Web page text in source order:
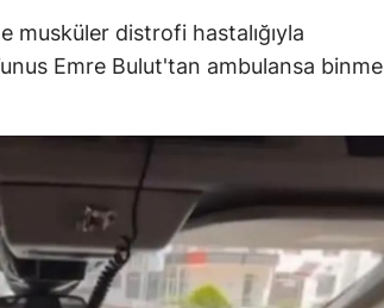
musküler distrofi hastalığıyla
Emre Bulut'tan ambulansa binme